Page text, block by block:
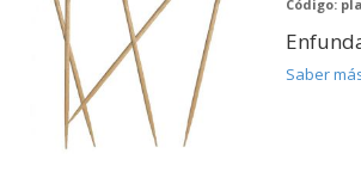
Código:
Saber